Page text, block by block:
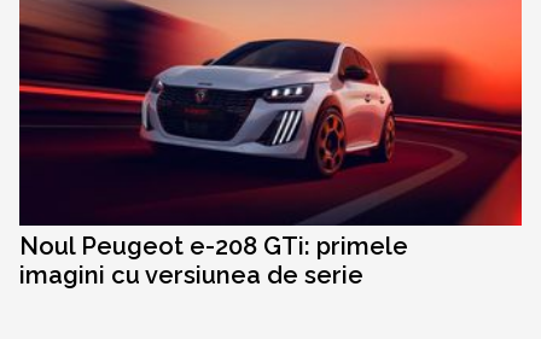
Noul Peugeot e-208 GTi: primele
imagini cu versiunea de serie